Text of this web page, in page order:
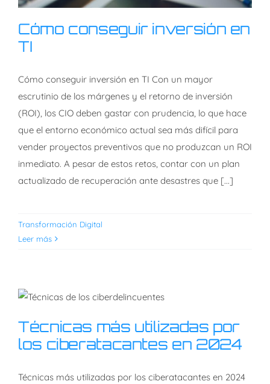
Cómo conseguir inversión
en TI
Cómo conseguir inversión en
TI
Cómo conseguir inversión en TI Con un mayor
escrutinio de los márgenes y el retorno de inversión
(ROI), los CIO deben gastar con prudencia, lo que hace
que el entorno económico actual sea más difícil para
vender proyectos preventivos que no produzcan un ROI
inmediato. A pesar de estos retos, contar con un plan
actualizado de recuperación ante desastres que [...]
Transformación Digital
Leer más
Técnicas más utilizadas
por los ciberatacantes en
2024
Técnicas más utilizadas por
los ciberatacantes en 2024
Técnicas más utilizadas por los ciberatacantes en 2024